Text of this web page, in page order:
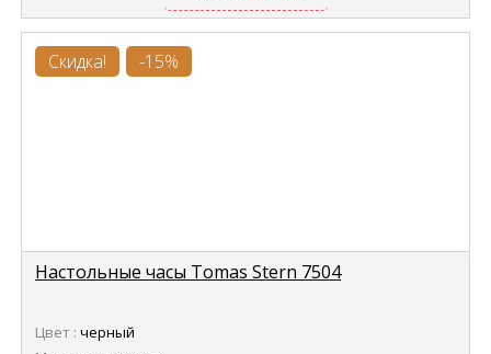
Скидка! -15%
Настольные часы Tomas Stern 7504
Цвет : черный